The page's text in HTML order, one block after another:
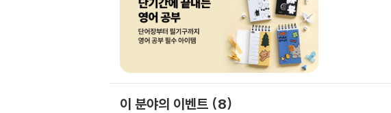
이 분야의 이벤트 8